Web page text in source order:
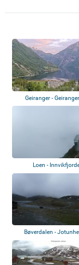
Geiranger -
Loen -
Bøverdalen -